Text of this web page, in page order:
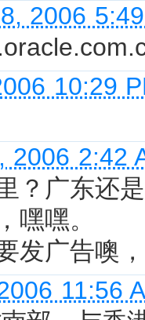
2006
10:29
2006 2:42
？广东还
嘿嘿。
发广告噢
11:56